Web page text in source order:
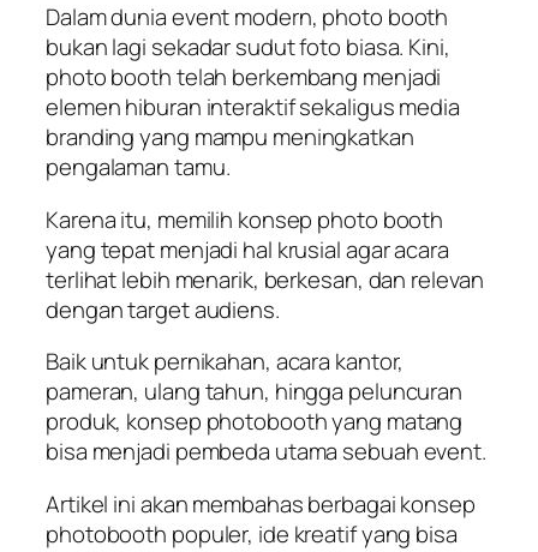
Dalam dunia event modern, photo booth
bukan lagi sekadar sudut foto biasa. Kini,
photo booth telah berkembang menjadi
elemen hiburan interaktif sekaligus media
branding yang mampu meningkatkan
pengalaman tamu.
Karena itu, memilih konsep photo booth
yang tepat menjadi hal krusial agar acara
terlihat lebih menarik, berkesan, dan relevan
dengan target audiens.
Baik untuk pernikahan, acara kantor,
pameran, ulang tahun, hingga peluncuran
produk, konsep photobooth yang matang
bisa menjadi pembeda utama sebuah event.
Artikel ini akan membahas berbagai konsep
photobooth populer, ide kreatif yang bisa